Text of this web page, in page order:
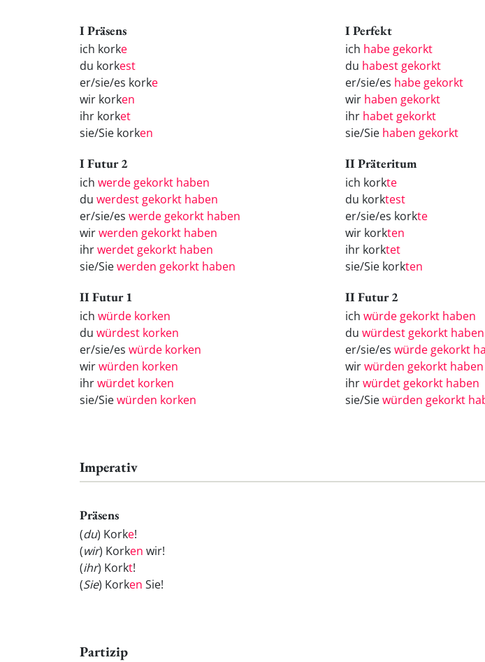
I Präsens
ich korke
du korkest
er/sie/es korke
wir korken
ihr korket
sie/Sie korken
I Perfekt
ich habe gekorkt
du habest gekorkt
er/sie/es habe gekorkt
wir haben gekorkt
ihr habet gekorkt
sie/Sie haben gekorkt
I Futur 2
ich werde gekorkt haben
du werdest gekorkt haben
er/sie/es werde gekorkt haben
wirwerden gekorkt haben
ihrwerdet gekorkt haben
sie/Siewerden gekorkt haben
II Präteritum
ich korkte
du korktest
er/sie/es korkte
wir korkten
ihr korktet
sie/Sie korkten
II Futur 1
ich würde korken
du würdest korken
er/sie/es würde korken
wirwürden korken
ihrwürdet korken
sie/Siewürden korken
II Futur 2
ich würde gekorkt haben
du würdest gekorkt haben
er/sie/es würde gekorkt
wirwürden gekorkt haben
ihrwürdet gekorkt haben
sie/Siewürden gekorkt
Imperativ
Präsens
(du) Korke!
(wir) Korken wir!
(ihr) Korkt!
(Sie) Korken Sie!
Partizip